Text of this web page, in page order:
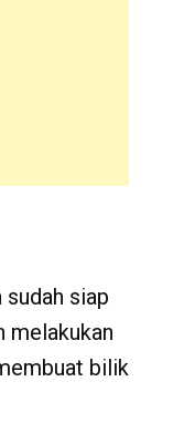
siap
melakukan
bilik